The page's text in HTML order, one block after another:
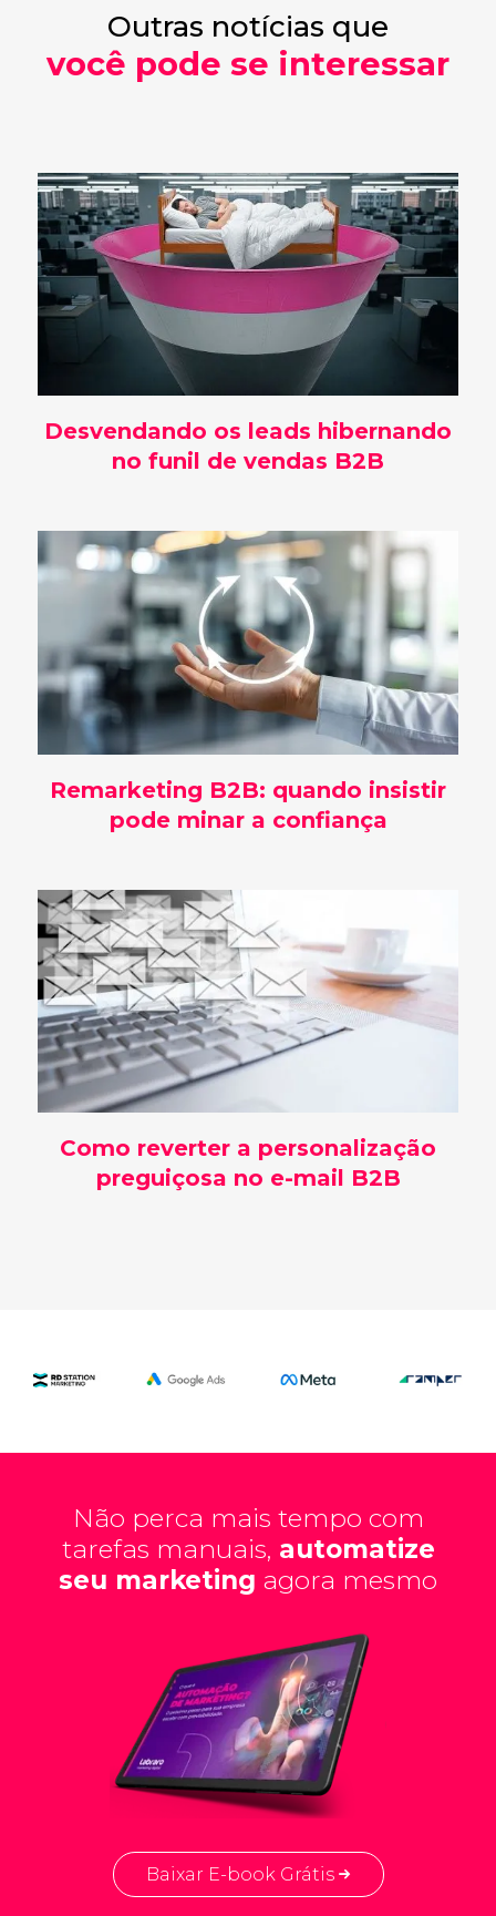
Outras notícias que
você pode se interessar
Desvendando os leads hibernando
no funil de vendas B2B
Remarketing B2B: quando insistir
pode minar a confiança
Como reverter a personalização
preguiçosa no e-mail B2B
Não perca mais tempo com
tarefas manuais, automatize
seu marketing agora mesmo
Baixar E-book Grátis